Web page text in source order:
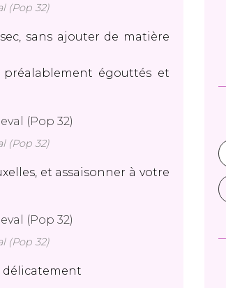
(Pop 32)
sans ajouter de matière
égouttés et
(Pop 32)
et assaisonner à votre
(Pop 32)
délicatement